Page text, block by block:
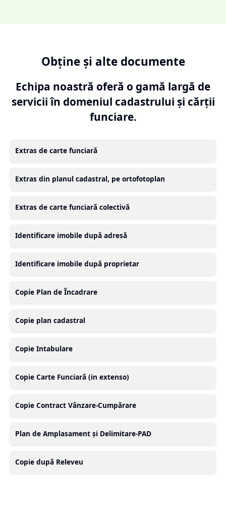
Obține și alte documente
Echipa noastră oferă o gamă largă de
servicii în domeniul cadastrului și cărții
funciare.
Extras de carte funciară
Extras din planul cadastral, pe ortofotoplan
Extras de carte funciară colectivă
Identificare imobile după adresă
Identificare imobile după proprietar
Copie Plan de Încadrare
Copie plan cadastral
Copie Intabulare
Copie Carte Funciară (in extenso)
Copie Contract Vânzare-Cumpărare
Plan de Amplasament și Delimitare-PAD
Copie după Releveu